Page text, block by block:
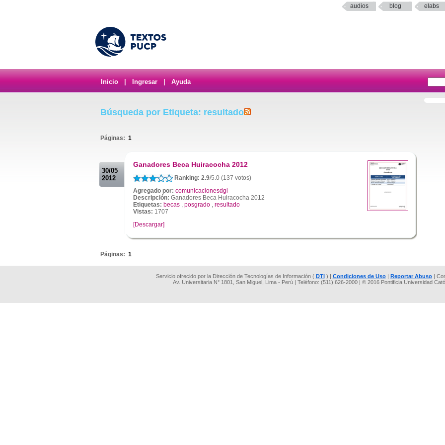
audios blog elabs
Inicio Ingresar Ayuda
Búsqueda por Etiqueta: resultado
Páginas: 1
30/05
2012
Ganadores Beca Huiracocha 2012
Ranking: 2.9/5.0 (137 votos)
Agregado por: comunicacionesdgi
Descripción: Ganadores Beca Huiracocha 2012
Etiquetas: becas , posgrado , resultado
Vistas: 1707
[Descargar]
Páginas: 1
Servicio ofrecido por la Dirección de Tecnologías de Información ( DTI) | Condiciones de Uso| Reportar Abuso|
Av. Universitaria N° 1801, San Miguel, Lima - Perú | Teléfono: (511) 626-2000 | © 2016 Pontificia Universidad